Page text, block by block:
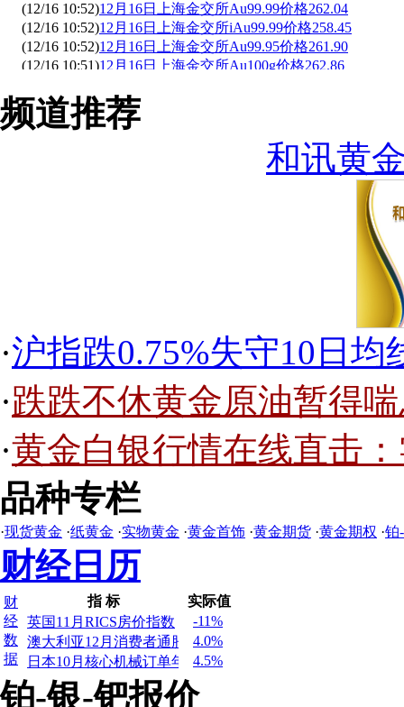
(12/16 08:33)美国“七宗罪”或许能成为黄金腾飞的引擎
(12/16 08:29)加息之后 超百亿美元黄金期货惨遭抛售
(12/16 08:24)花旗：美联储明年若3次黄金或将再跌4%
(12/16 08:24)是时候发生逆转了！下一轮牛市黄金将攀升至
(12/16 07:34)金价中长期仍有上涨可能
(12/16 07:34)福建平潭积极发展外向型经济 做大跨境交易构
(财经·行情)纽约金价15日下跌近3%
黄金这下跌不仅仅是因为美联储加息
45年里有29年金价在这一季节上涨
雪上加霜！美数据强劲黄金跌势加剧多头梦碎
美元在美联储加息后急升 金价跌至10个半月低
(12/16 03:23)美加息“靴子”落地 金价迎来筑底时刻
(12/16 02:59)“狼”来了黄金或陷“黑暗时代”
(12/15 21:49)多项经济数据暗示通胀企稳 支撑美联储明年多
(12/15 21:36) 华尔街投行：2017年美联储加息不会超过两次
(12/15 20:39)英国政府债券期货升高20个点 英镑/美元扩大跌
(12/15 20:31)美联储如期加息 欧元大跌至14年新低
(12/15 20:19)
美联储加息“鹰派决议”致黄金失守1150支撑点位
(12/15 20:15)英国央行宣布利率维持不变 11月CPI或低于预期
(12/15 20:04)
英国央行维持利率0.25%不变 通胀或将会升至2%
(12/15 19:59)加息持续发酵 美元再14年来创新高
(12/15 19:51)
瑞士央行：不排除再次降息的可能
(12/15 19:06)GM负责人：看好特朗普税收改革，美国经济前
(12/15 19:05)共同社：日本拟上调2017年度GDP增速预期至
(12/15 18:39)道明证券：建议位做空欧/美 初始目标1.0250/
(12/15 18:24)新华社评：美国应就宏观政策与其他主要经济
(12/15 17:24)中国会用外汇储备遏制人民币贬值吗？
(12/16 10:52)12月16日上海金交所Au99.99价格262.04
(12/16 10:52)12月16日上海金交所iAu99.99价格258.45
(12/16 10:52)12月16日上海金交所Au99.95价格261.90
(12/16 10:51)12月16日上海金交所Au100g价格262.86
(12/16 10:42)曾辉：连阴回落且弱势收尾 黄金继续做空！
(12/16 10:08)12月16日上海金交所iAu100g价格0.00
证金贵金属：FED加速升息预期发酵 金银溃不
黄永权：1131-33区域有阻力 金价暂且先考虑做
12月16日上海金交所Ag99.99价格0.00
(12/16 08:42)盈策研究所：数据靓丽加速升息预期 银价继续
(12/16 08:41)韩楚沫：美联储鹰派加息金价刷新低
(12/16 08:40)​金一刁：原油下探50后反弹 白银已入空头魔怔
(12/16 08:37) 陈少涵：加息美元再创新高103 黄金能否站稳
(12/16 08:05)程晏菲：黄金中期风险仍偏下行 油价短线上扬
(12/16 07:24)张书润：美靓丽数据金价雪上加霜 周五谨防大
(12/16 07:23)
加息持续发酵白银受挫 原油亦受美元走强拖累
(12/16 07:22)黄金抄底为时过早 危机四伏反弹谨防周五黑天
(12/16 02:29)
12月16日上海金交所Ag(T+D)价格3978.00
(12/16 02:29)12月16日上海金交所Au(T+D)价格261.82
(12/16 02:29)
12月16日上海金交所mAu(T+D)价格262.15
(12/16 02:25)12月16日上海金交所Pt99.95价格222.00
(12/16 02:20)12月16日上海金交所Au99.95价格262.00
(12/16 02:09)12月16日上海金交所Au99.99价格262.59
(12/16 01:57)12月16日上海金交所Ag(T+D)价格3984.00
(12/16 01:57)12月16日上海金交所Au(T+D)价格262.18
(12/16 01:57)12月16日上海金交所mAu(T+D)价格262.45
(12/16 01:55)12月16日上海金交所Au100g价格262.50
频道推荐
和讯黄
·沪指跌0.75%失守10日
·跌跌不休黄金原油暂得
·黄金白银行情在线直击
品种专栏
·现货黄金 ·纸黄金 ·实物黄金 ·黄金首饰 ·黄金期货 ·黄金期权 ·铂
财经日历
财
经
数
据
指 标
实际值
英国11月RICS房价指数
-11%
澳大利亚12月消费者通胀预期
4.0%
日本10月核心机械订单年率4.5%
铂-银-钯报价